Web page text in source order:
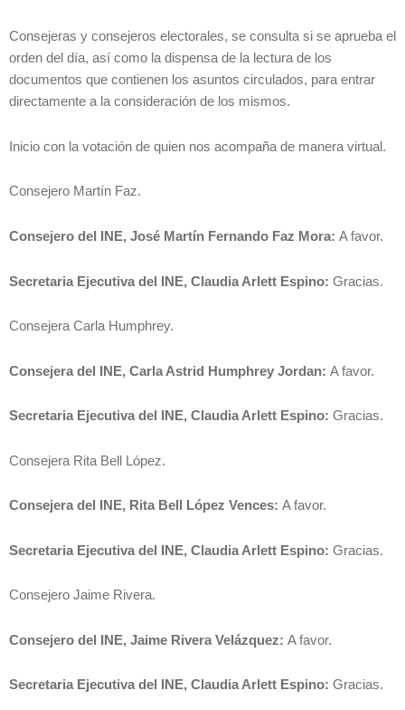
Consejeras y consejeros electorales, se consulta si se aprueba el
orden del día, así como la dispensa de la lectura de los
documentos que contienen los asuntos circulados, para entrar
directamente a la consideración de los mismos.
Inicio con la votación de quien nos acompaña de manera virtual.
Consejero Martín Faz.
Consejero del INE, José Martín Fernando Faz Mora: A favor.
Secretaria Ejecutiva del INE, Claudia Arlett Espino: Gracias.
Consejera Carla Humphrey.
Consejera del INE, Carla Astrid Humphrey Jordan: A favor.
Secretaria Ejecutiva del INE, Claudia Arlett Espino: Gracias.
Consejera Rita Bell López.
Consejera del INE, Rita Bell López Vences: A favor.
Secretaria Ejecutiva del INE, Claudia Arlett Espino: Gracias.
Consejero Jaime Rivera.
Consejero del INE, Jaime Rivera Velázquez: A favor.
Secretaria Ejecutiva del INE, Claudia Arlett Espino: Gracias.